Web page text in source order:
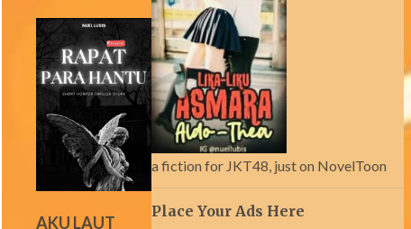
AKU LAUT
a fiction for JKT48, just on NovelToon
Place Your Ads Here